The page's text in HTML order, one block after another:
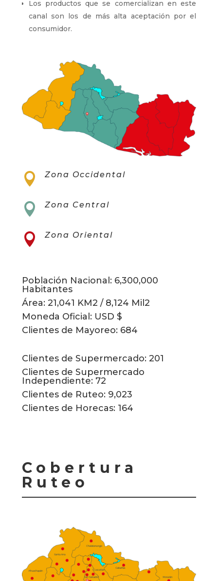
Los productos que se comercializan en este
canal son los de más alta aceptación por el
consumidor.
 Zona Occidental
 Zona Central
 Zona Oriental
Población Nacional: 6,300,000
Habitantes
Área: 21,041 KM2 / 8,124 Mil2
Moneda Oficial: USD $
Clientes de Mayoreo: 684
Clientes de Supermercado: 201
Clientes de Supermercado
Independiente: 72
Clientes de Ruteo: 9,023
Clientes de Horecas: 164
Cobertura
Ruteo